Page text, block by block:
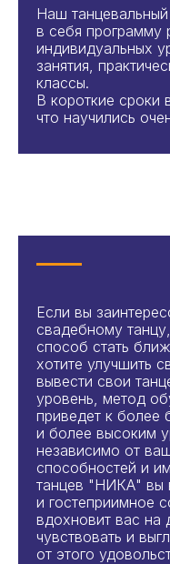
Наш
в себя программу
индивидуальных
занятия,
классы.
В короткие сроки
что научились
Если вы
свадебному
способ стать
хотите улучшить
вывести свои
уровень, метод
приведет к более
и более высоким
независимо от
способностей и
танцев "НИКА" вы
и гостеприимное
вдохновит вас на
чувствовать и
от этого